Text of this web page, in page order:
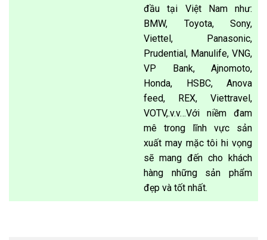
đầu tại Việt Nam như:
BMW, Toyota, Sony,
Viettel, Panasonic,
Prudential, Manulife, VNG,
VP Bank, Ajnomoto,
Honda, HSBC, Anova
feed, REX, Viettravel,
VOTV,.v.v…Với niềm đam
mê trong lĩnh vực sản
xuất may mặc tôi hi vọng
sẽ mang đến cho khách
hàng những sản phẩm
đẹp và tốt nhất.